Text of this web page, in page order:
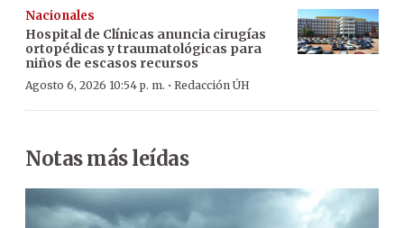
Nacionales
Hospital de Clínicas anuncia cirugías
ortopédicas y traumatológicas para
niños de escasos recursos
Agosto 6, 2026 10:54 p. m. · Redacción ÚH
Notas más leídas